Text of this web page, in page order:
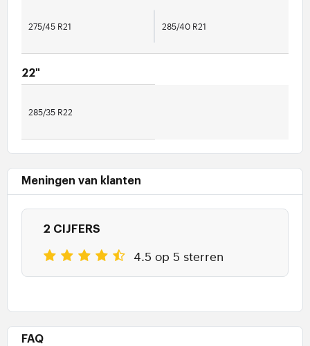
275/45 R21 285/40 R21
22"
285/35 R22
Meningen van klanten
2 CIJFERS
4.5 op 5 sterren
FAQ